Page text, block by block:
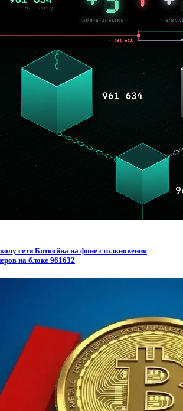
сети Биткойна на фоне столкновения
на блоке 961632